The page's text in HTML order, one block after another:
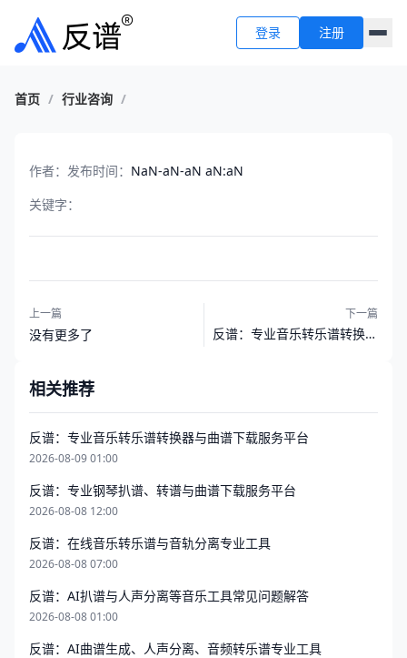
登录 注册
首页 / 行业咨询 /
作者： 发布时间： NaN-aN-aN aN:aN
关键字：
上一篇
没有更多了
下一篇
反谱：专业音乐转乐谱转换器
相关推荐
反谱：专业音乐转乐谱转换器与曲谱下载服务平台
2026-08-09 01:00
反谱：专业钢琴扒谱、转谱与曲谱下载服务平台
2026-08-08 12:00
反谱：在线音乐转乐谱与音轨分离专业工具
2026-08-08 07:00
反谱：AI扒谱与人声分离等音乐工具常见问题解答
2026-08-08 01:00
反谱：AI曲谱生成、人声分离、音频转乐谱专业工具